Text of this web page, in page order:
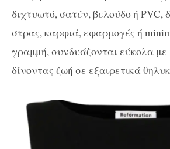
διχτυωτό, σατέν, βελούδο ή PVC,
στρας, καρφιά, εφαρμογές ή
γραμμή, συνδυάζονται εύκολα με
δίνοντας ζωή σε εξαιρετικά